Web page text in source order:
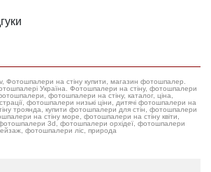
Фотошпалери на стіну купити, магазин фотошпалер.
Україна. Фотошпалери на стіну, фотошпалери
фотошпалери на стіну, каталог, ціна,
низькі ціни, дитячі фотошпалери на
троянда, купити фотошпалери для стін, фотошпалери
на стіну море, фотошпалери на стіну квіти,
3d, фотошпалери орхідеї, фотошпалери
фотошпалери ліс, природа